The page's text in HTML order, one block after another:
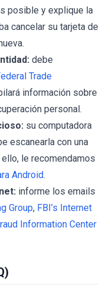
posible y explique la
cancelar su tarjeta de
debe
Trade
información sobre
personal.
su computadora
escanearla con una
le recomendamos
Android.
informe los emails
Group, FBI’s Internet
Information Center